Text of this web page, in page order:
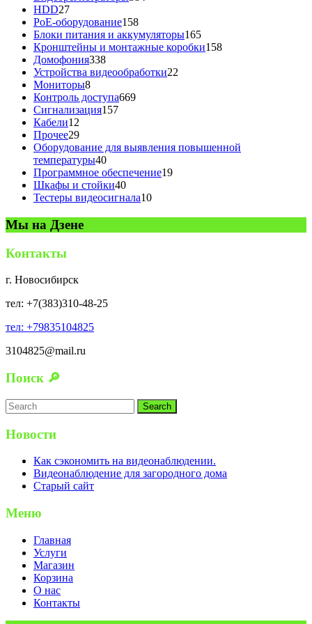
HDD2727
товаров
PoE-оборудование158158
товаров
Блоки питания и аккумуляторы165165
товаров
Кронштейны и монтажные коробки158158
Домофония338338
товаров
Устройства видеообработки22
Мониторы88
товаров
Контроль доступа669669
Сигнализация157157
Кабели12
товаров
Прочее2929
товаров
Оборудование для выявления повышенной
температуры4040
товаров
Программное обеспечение1919
Шкафы и стойки4040
товаров
Тестеры видеосигнала1010
Мы на Дзене
Контакты
г. Новосибирск
тел: +7(383)310-48-25
тел: +79835104825
3104825@mail.ru
Поиск 🔎
Search
for:
Новости
Как сэкономить на видеонаблюдении.
Видеонаблюдение для загородного дома
Старый сайт
Меню
Главная
Услуги
Магазин
Корзина
О нас
Контакты